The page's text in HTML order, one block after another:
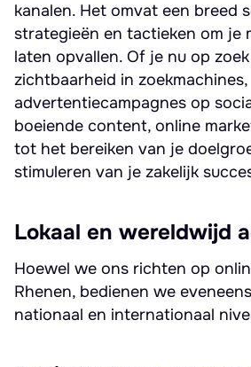
kanalen. Het omvat een breed
strategieën en tactieken om je
laten opvallen. Of je nu op
zichtbaarheid in zoekmachines,
advertentiecampagnes op
boeiende content, online
tot het bereiken van je
stimuleren van je zakelijk
Lokaal en wereldwijd
Hoewel we ons richten op
Rhenen, bedienen we
nationaal en internationaal